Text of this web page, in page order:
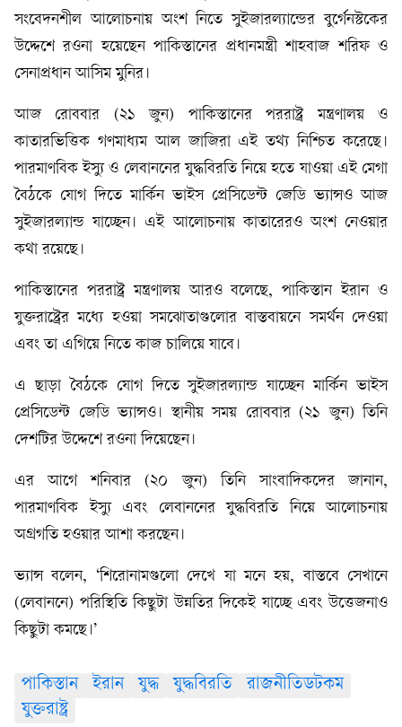
সংবেদনশীল আলোচনায় অংশ নিতে সুইজারল্যান্ডের বুর্গেনস্টকের
উদ্দেশে রওনা হয়েছেন পাকিস্তানের প্রধানমন্ত্রী শাহবাজ শরিফ ও
সেনাপ্রধান আসিম মুনির।
আজ রোববার (২১ জুন) পাকিস্তানের পররাষ্ট্র মন্ত্রণালয় ও
কাতারভিত্তিক গণমাধ্যম আল জাজিরা এই তথ্য নিশ্চিত করেছে।
পারমাণবিক ইস্যু ও লেবাননের যুদ্ধবিরতি নিয়ে হতে যাওয়া এই মেগা
বৈঠকে যোগ দিতে মার্কিন ভাইস প্রেসিডেন্ট জেডি ভ্যান্সও আজ
সুইজারল্যান্ড যাচ্ছেন। এই আলোচনায় কাতারেরও অংশ নেওয়ার
কথা রয়েছে।
পাকিস্তানের পররাষ্ট্র মন্ত্রণালয় আরও বলেছে, পাকিস্তান ইরান ও
যুক্তরাষ্ট্রের মধ্যে হওয়া সমঝোতাগুলোর বাস্তবায়নে সমর্থন দেওয়া
এবং তা এগিয়ে নিতে কাজ চালিয়ে যাবে।
এ ছাড়া বৈঠকে যোগ দিতে সুইজারল্যান্ড যাচ্ছেন মার্কিন ভাইস
প্রেসিডেন্ট জেডি ভ্যান্সও। স্থানীয় সময় রোববার (২১ জুন) তিনি
দেশটির উদ্দেশে রওনা দিয়েছেন।
এর আগে শনিবার (২০ জুন) তিনি সাংবাদিকদের জানান,
পারমাণবিক ইস্যু এবং লেবাননের যুদ্ধবিরতি নিয়ে আলোচনায়
অগ্রগতি হওয়ার আশা করছেন।
ভ্যান্স বলেন, ‘শিরোনামগুলো দেখে যা মনে হয়, বাস্তবে সেখানে
(লেবাননে) পরিস্থিতি কিছুটা উন্নতির দিকেই যাচ্ছে এবং উত্তেজনাও
কিছুটা কমছে।’
পাকিস্তান ইরান যুদ্ধ যুদ্ধবিরতি
রাজনীতিডটকম
যুক্তরাষ্ট্র